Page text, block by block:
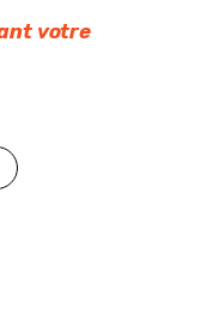
votre